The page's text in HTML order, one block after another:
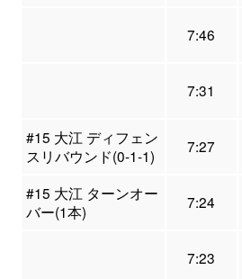
7:46
7:31
#15 大江 ディフェン
スリバウンド(0-1-1)
7:27
#15 大江 ターンオー
バー(1本)
7:24
7:23